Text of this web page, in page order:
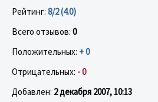
Рейтинг: 8/2 (4.0)
Всего отзывов: 0
Положительных: + 0
Отрицательных: - 0
Добавлен: 2 декабря 2007, 10:13